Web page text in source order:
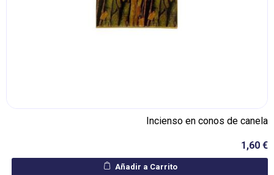
Incienso en conos de canela
1,60 €
Añadir a Carrito